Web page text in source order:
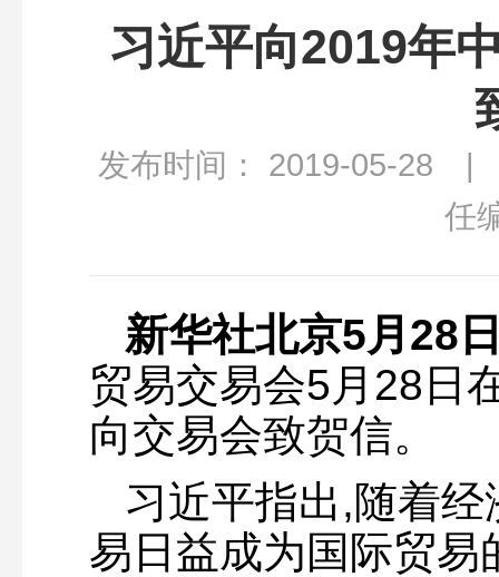
习近平向2019年
发布时间： 2019-05-
任
新华社北京5月28
贸易交易会5月28日
向交易会致贺信。
习近平指出,随着
易日益成为国际贸易